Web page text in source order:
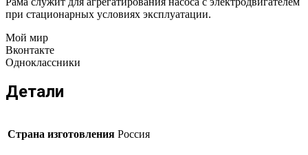
при стационарных условиях эксплуатации.
Мой мир
Вконтакте
Одноклассники
Детали
Страна изготовления Россия